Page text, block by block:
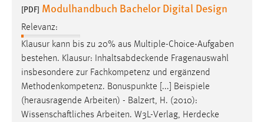
[PDF] Modulhandbuch Bachelor Digital Design
Relevanz:
Klausur kann bis zu 20% aus Multiple-Choice-Aufgaben
bestehen. Klausur:
Inhaltsabdeckende Fragenauswahl
insbesondere zur Fachkompetenz und ergänzend
Methodenkompetenz. Bonuspunkte [...] Beispiele
(herausragende Arbeiten) - Balzert, H. (2010):
Wissenschaftliches Arbeiten. W3L-Verlag, Herdecke